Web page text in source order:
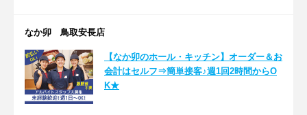
なか卯 鳥取安長店
【なか卯のホール・キッチン】オーダー＆お
会計はセルフ⇒簡単接客♪週1回2時間からO
K★